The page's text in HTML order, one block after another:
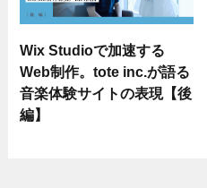
Wix Studioで加速する
Web制作。tote inc.が語る
音楽体験サイトの表現【後
編】